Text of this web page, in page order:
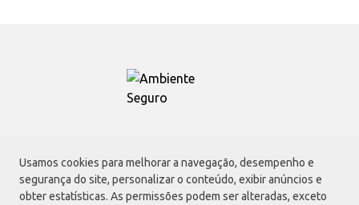
Usamos cookies para melhorar a navegação, desempenho e
segurança do site, personalizar o conteúdo, exibir anúncios e
obter estatísticas. As permissões podem ser alteradas, exceto
Atacadão S.A.
Avenida Morvan Dias de Figueiredo, 6169, Vila Maria, São Paulo - SP | CEP
02170-901 | CNPJ: 75.315.333/0001-09